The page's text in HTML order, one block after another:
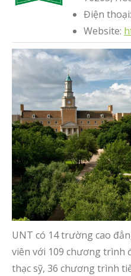
Điện
Website:
UNT có 14 trường cao
viên với 109 chương trình
thạc sỹ, 36 chương trình